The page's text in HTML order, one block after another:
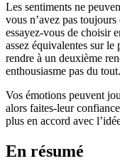
Les sentiments ne
vous n’avez pas
essayez-vous de choisir
assez équivalentes sur
rendre à un deuxième
enthousiasme pas du tout.
Vos émotions peuvent
alors faites-leur
plus en accord avec
En résumé